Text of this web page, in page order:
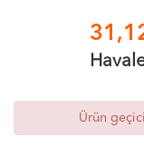
Ürün